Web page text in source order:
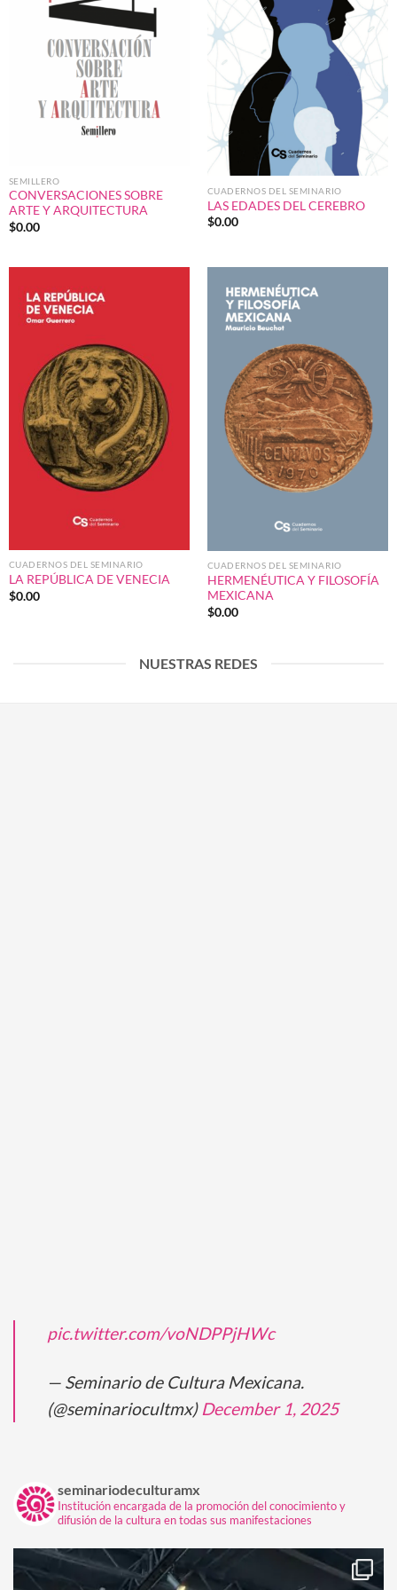
SEMILLERO
CONVERSACIONES SOBRE
ARTE Y ARQUITECTURA
$0.00
CUADERNOS DEL SEMINARIO
LAS EDADES DEL CEREBRO
$0.00
CUADERNOS DEL SEMINARIO
LA REPÚBLICA DE VENECIA
$0.00
CUADERNOS DEL SEMINARIO
HERMENÉUTICA Y FILOSOFÍA
MEXICANA
$0.00
NUESTRAS REDES
pic.twitter.com/voNDPPjHWc
— Seminario de Cultura Mexicana.
(@seminariocultmx) December 1, 2025
seminariodeculturamx
Institución encargada de la promoción del conocimiento y
difusión de la cultura en todas sus manifestaciones